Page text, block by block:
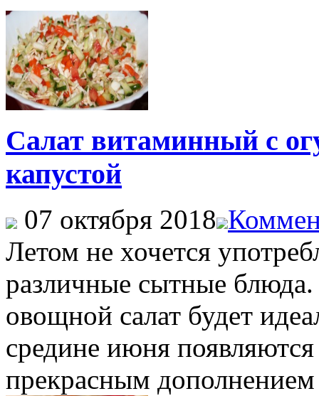
Салат витаминный с
капустой
07 октября 2018
Летом не хочется
различные сытные
овощной салат будет
средине июня
прекрасным